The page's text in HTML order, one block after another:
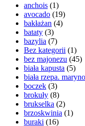
anchois (1)
avocado (19)
bakłażan (4)
bataty (3)
bazylia (7)
Bez kategorii (1)
bez majonezu (45)
biała kapusta (5)
biała rzepa.
boczek (3)
brokuły (8)
brukselka (2)
brzoskwinia (1)
buraki (16)